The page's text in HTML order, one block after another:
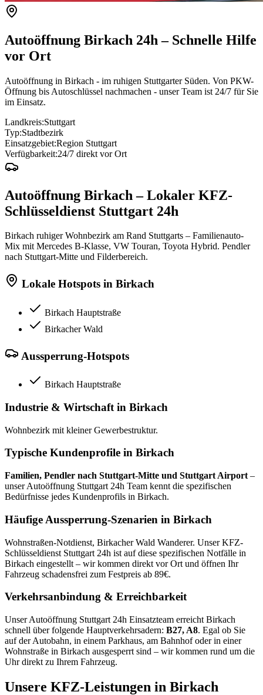
Autoöffnung Birkach 24h – Schnelle Hilfe
vor Ort
Autoöffnung in Birkach - im ruhigen Stuttgarter Süden. Von PKW-
Öffnung bis Autoschlüssel nachmachen - unser Team ist 24/7 für Sie
im Einsatz.
Landkreis:Stuttgart
Typ:Stadtbezirk
Einsatzgebiet:Region Stuttgart
Verfügbarkeit:24/7 direkt vor Ort
Autoöffnung Birkach – Lokaler KFZ-
Schlüsseldienst Stuttgart 24h
Birkach ruhiger Wohnbezirk am Rand Stuttgarts – Familienauto-
Mix mit Mercedes B-Klasse, VW Touran, Toyota Hybrid. Pendler
nach Stuttgart-Mitte und Filderbereich.
Lokale Hotspots in Birkach
Birkach Hauptstraße
Birkacher Wald
Aussperrung-Hotspots
Birkach Hauptstraße
Industrie & Wirtschaft in Birkach
Wohnbezirk mit kleiner Gewerbestruktur.
Typische Kundenprofile in Birkach
Familien, Pendler nach Stuttgart-Mitte und Stuttgart Airport –
unser Autoöffnung Stuttgart 24h Team kennt die spezifischen
Bedürfnisse jedes Kundenprofils in Birkach.
Häufige Aussperrung-Szenarien in Birkach
Wohnstraßen-Notdienst, Birkacher Wald Wanderer. Unser KFZ-
Schlüsseldienst Stuttgart 24h ist auf diese spezifischen Notfälle in
Birkach eingestellt – wir kommen direkt vor Ort und öffnen Ihr
Fahrzeug schadensfrei zum Festpreis ab 89€.
Verkehrsanbindung & Erreichbarkeit
Unser Autoöffnung Stuttgart 24h Einsatzteam erreicht Birkach
schnell über folgende Hauptverkehrsadern: B27, A8. Egal ob Sie
auf der Autobahn, in einem Parkhaus, am Bahnhof oder in einer
Wohnstraße in Birkach ausgesperrt sind – wir kommen rund um die
Uhr direkt zu Ihrem Fahrzeug.
Unsere KFZ-Leistungen in Birkach